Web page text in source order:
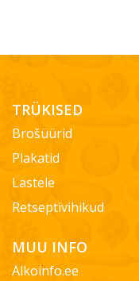
TRÜKISED
Brošüürid
Plakatid
Lastele
Retseptivihikud
MUU INFO
Alkoinfo.ee